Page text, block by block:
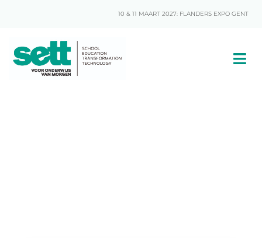
10 & 11 MAART 2027: FLANDERS EXPO GENT